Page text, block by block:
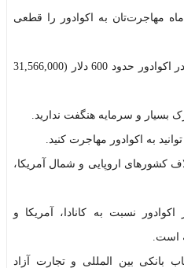
می توانید در حدود 3 تا 6 ماه مهاجرت‌تان به اکوادور را قطعی
متوسط حقوق ماهانه شما در اکوادور حدود 600 دلار (31,566,000
بسیار و سرمایه هنگفت ندارید.
به اکوادور مهاجرت کنید.
کشورهای اروپایی و شمال آمریکا،
نسبت به کانادا، آمریکا و
است.
بانکی بین المللی و تجارت آزاد